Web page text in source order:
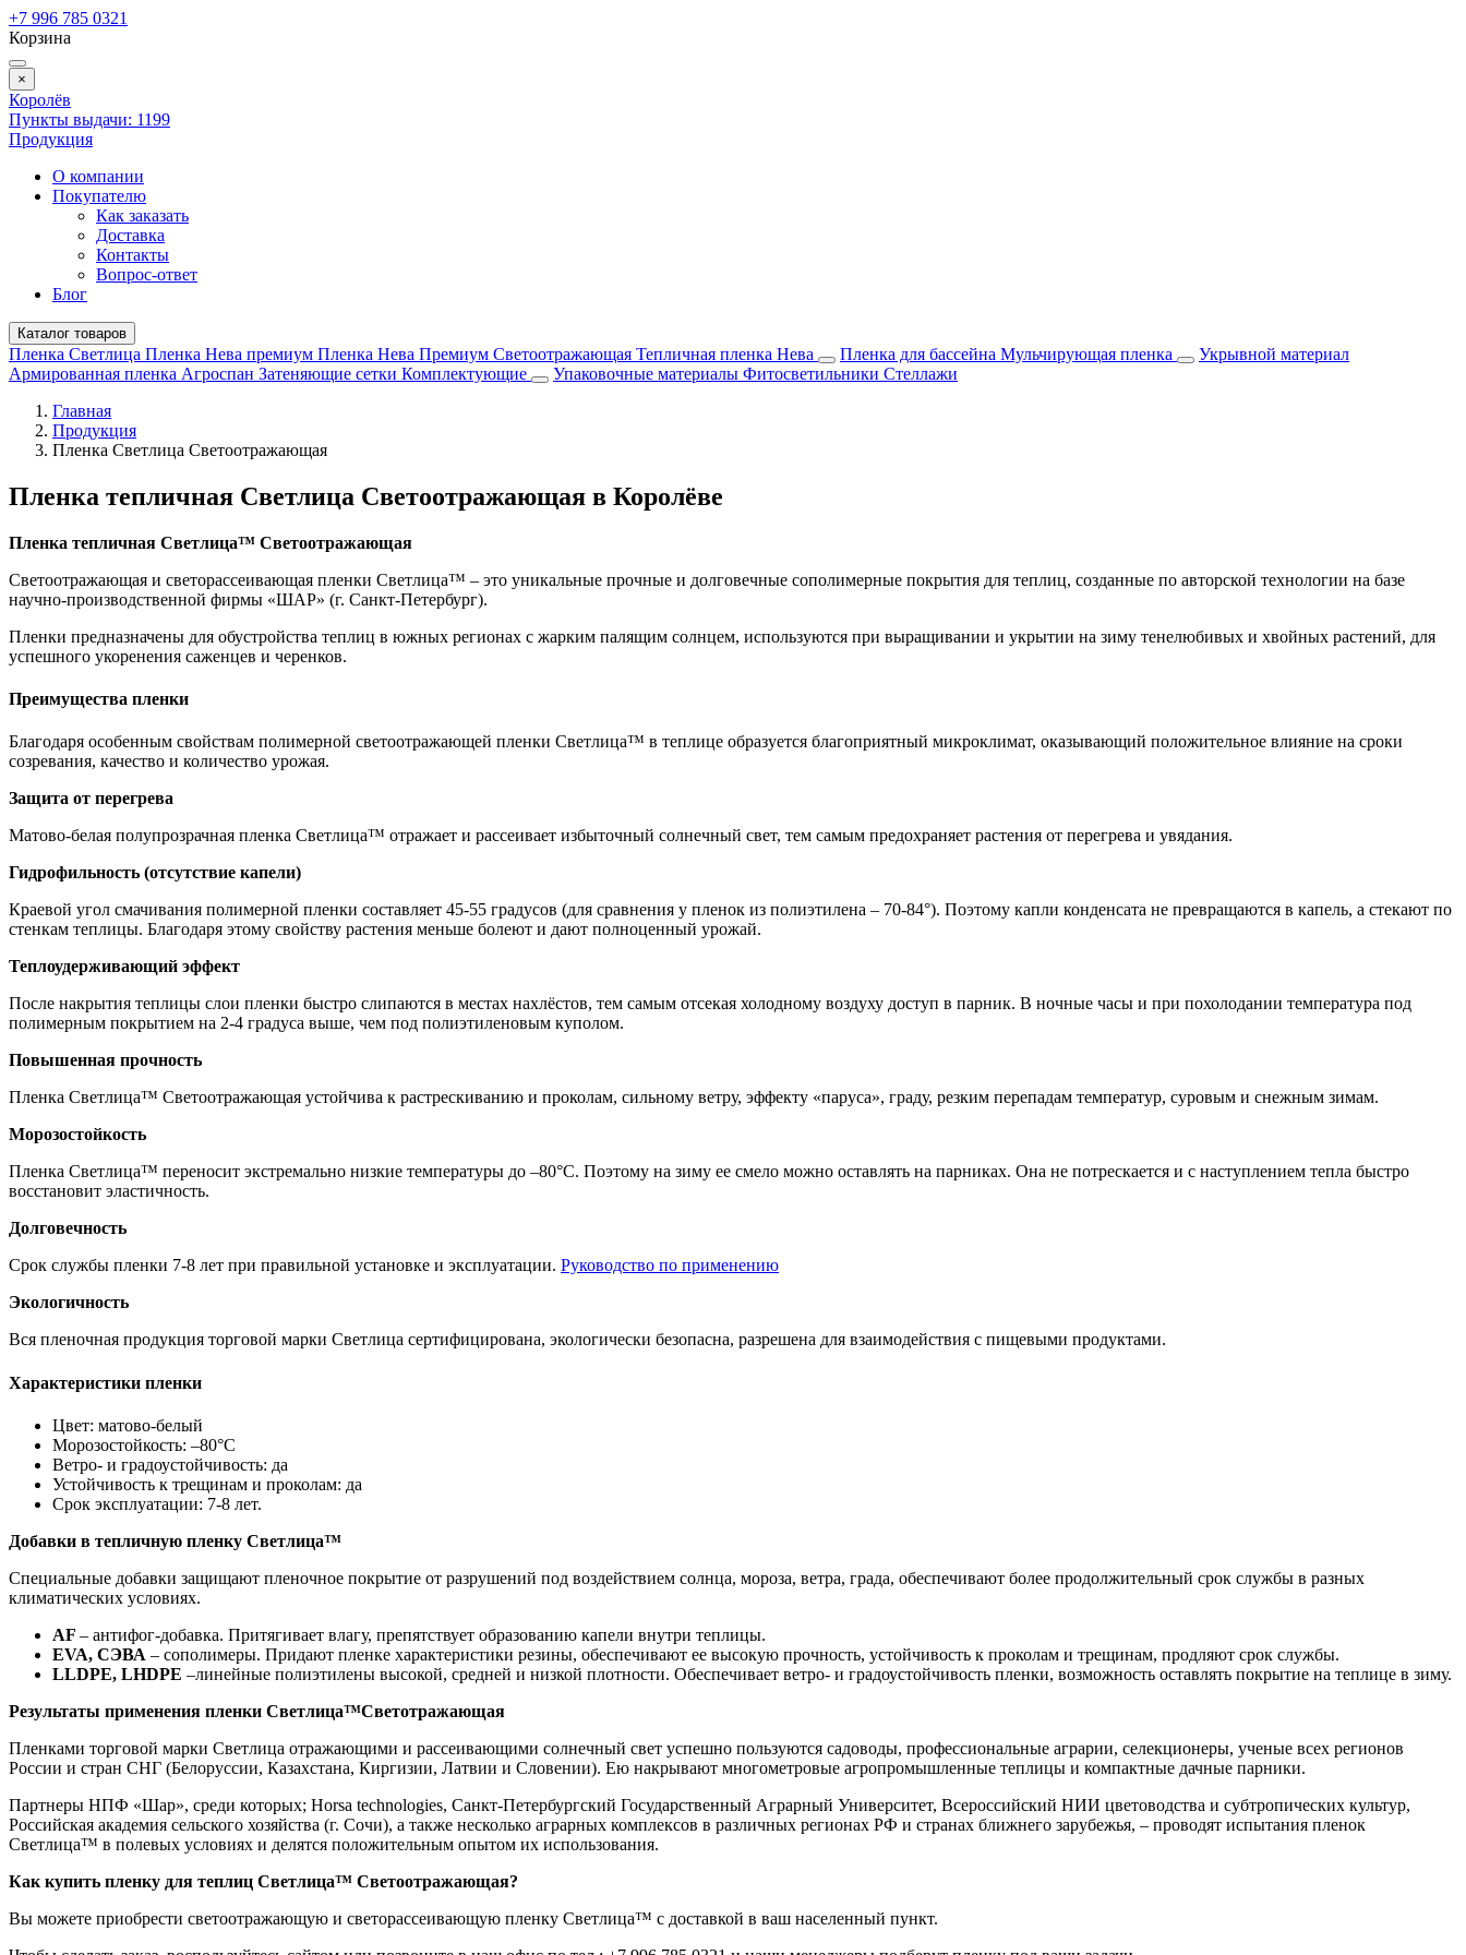
+7 996 785 0321
Корзина
×
Королёв
Пункты выдачи: 1199
Продукция
О компании
Покупателю
Как заказать
Доставка
Контакты
Вопрос-ответ
Блог
Каталог товаров
Пленка Светлица Пленка Нева премиум Пленка Нева Премиум Светоотражающая Тепличная пленка Нева Пленка для бассейна Мульчирующая пленка
Укрывной материал
Армированная пленка Агроспан Затеняющие сетки Комплектующие Упаковочные материалы Фитосветильники Стеллажи
Главная
Продукция
Пленка Светлица Светоотражающая
Пленка тепличная Светлица Светоотражающая в Королёве
Пленка тепличная Светлица™ Светоотражающая
Светоотражающая и светорассеивающая пленки Светлица™ – это уникальные прочные и долговечные сополимерные покрытия для теплиц, созданные по авторской технологии на базе
научно-производственной фирмы «ШАР» (г. Санкт-Петербург).
Пленки предназначены для обустройства теплиц в южных регионах с жарким палящим солнцем, используются при выращивании и укрытии на зиму тенелюбивых и хвойных растений, для
успешного укоренения саженцев и черенков.
Преимущества пленки
Благодаря особенным свойствам полимерной светоотражающей пленки Светлица™ в теплице образуется благоприятный микроклимат, оказывающий положительное влияние на сроки
созревания, качество и количество урожая.
Защита от перегрева
Матово-белая полупрозрачная пленка Светлица™ отражает и рассеивает избыточный солнечный свет, тем самым предохраняет растения от перегрева и увядания.
Гидрофильность (отсутствие капели)
Краевой угол смачивания полимерной пленки составляет 45-55 градусов (для сравнения у пленок из полиэтилена – 70-84°). Поэтому капли конденсата не превращаются в капель, а стекают по
стенкам теплицы. Благодаря этому свойству растения меньше болеют и дают полноценный урожай.
Теплоудерживающий эффект
После накрытия теплицы слои пленки быстро слипаются в местах нахлёстов, тем самым отсекая холодному воздуху доступ в парник. В ночные часы и при похолодании температура под
полимерным покрытием на 2-4 градуса выше, чем под полиэтиленовым куполом.
Повышенная прочность
Пленка Светлица™ Светоотражающая устойчива к растрескиванию и проколам, сильному ветру, эффекту «паруса», граду, резким перепадам температур, суровым и снежным зимам.
Морозостойкость
Пленка Светлица™ переносит экстремально низкие температуры до –80°С. Поэтому на зиму ее смело можно оставлять на парниках. Она не потрескается и с наступлением тепла быстро
восстановит эластичность.
Долговечность
Срок службы пленки 7-8 лет при правильной установке и эксплуатации. Руководство по применению
Экологичность
Вся пленочная продукция торговой марки Светлица сертифицирована, экологически безопасна, разрешена для взаимодействия с пищевыми продуктами.
Характеристики пленки
Цвет: матово-белый
Морозостойкость: –80°С
Ветро- и градоустойчивость: да
Устойчивость к трещинам и проколам: да
Срок эксплуатации: 7-8 лет.
Добавки в тепличную пленку Светлица™
Специальные добавки защищают пленочное покрытие от разрушений под воздействием солнца, мороза, ветра, града, обеспечивают более продолжительный срок службы в разных
климатических условиях.
AF – антифог-добавка. Притягивает влагу, препятствует образованию капели внутри теплицы.
EVA, СЭВА – сополимеры. Придают пленке характеристики резины, обеспечивают ее высокую прочность, устойчивость к проколам и трещинам, продляют срок службы.
LLDPE, LHDPE –линейные полиэтилены высокой, средней и низкой плотности. Обеспечивает ветро- и градоустойчивость пленки, возможность оставлять покрытие на теплице в зиму.
Результаты применения пленки Светлица™Светотражающая
Пленками торговой марки Светлица отражающими и рассеивающими солнечный свет успешно пользуются садоводы, профессиональные аграрии, селекционеры, ученые всех регионов
России и стран СНГ (Белоруссии, Казахстана, Киргизии, Латвии и Словении). Ею накрывают многометровые агропромышленные теплицы и компактные дачные парники.
Партнеры НПФ «Шар», среди которых; Horsа technologies, Санкт-Петербургский Государственный Аграрный Университет, Всероссийский НИИ цветоводства и субтропических культур,
Российская академия сельского хозяйства (г. Сочи), а также несколько аграрных комплексов в различных регионах РФ и странах ближнего зарубежья, – проводят испытания пленок
Светлица™ в полевых условиях и делятся положительным опытом их использования.
Как купить пленку для теплиц Светлица™ Светоотражающая?
Вы можете приобрести светоотражающую и светорассеивающую пленку Светлица™ с доставкой в ваш населенный пункт.